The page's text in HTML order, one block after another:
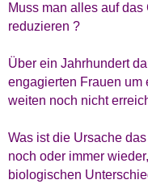
Muss man alles auf
reduzieren ?
Über ein Jahrhundert
engagierten Frauen
weiten noch nicht
Was ist die Ursache
noch oder immer
biologischen